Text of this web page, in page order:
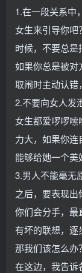
1.在一段关系中
女生来引导你
时候，不要总是
如果你总是被对
取闹时主动认错
2.不要向女人发
女生都爱啰啰
力大，如果你
能够给她一个美
3.男人不能毫无
之后，要表现出
你们会分手，最
有坏的联想，逐
那我们该怎么办？
在这边，我告诉